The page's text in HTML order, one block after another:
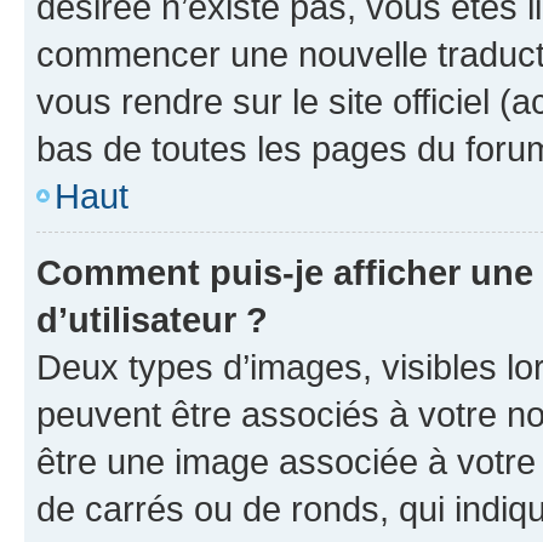
commencer une nouvelle
vous rendre sur le site officiel
bas de toutes les pages du
Haut
Comment puis-je afficher
d’utilisateur ?
Deux types d’images, visibles
peuvent être associés à votre
être une image associée à
de carrés ou de ronds, qui